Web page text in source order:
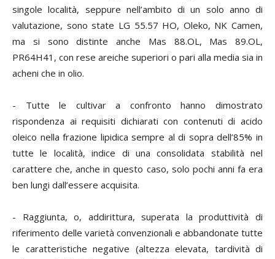
singole località, seppure nell’ambito di un solo anno di
valutazione, sono state LG 55.57 HO, Oleko, NK Camen,
ma si sono distinte anche Mas 88.OL, Mas 89.OL,
PR64H41, con rese areiche superiori o pari alla media sia in
acheni che in olio.
- Tutte le cultivar a confronto hanno dimostrato
rispondenza ai requisiti dichiarati con contenuti di acido
oleico nella frazione lipidica sempre al di sopra dell’85% in
tutte le località, indice di una consolidata stabilità nel
carattere che, anche in questo caso, solo pochi anni fa era
ben lungi dall’essere acquisita.
- Raggiunta, o, addirittura, superata la produttività di
riferimento delle varietà convenzionali e abbandonate tutte
le caratteristiche negative (altezza elevata, tardività di